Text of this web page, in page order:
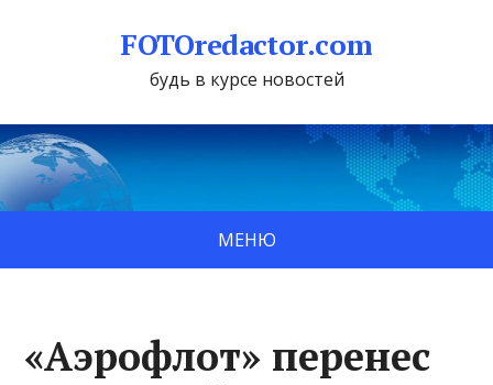
FOTOredactor.com
будь в курсе новостей
МЕНЮ
«Аэрофлот» перенес